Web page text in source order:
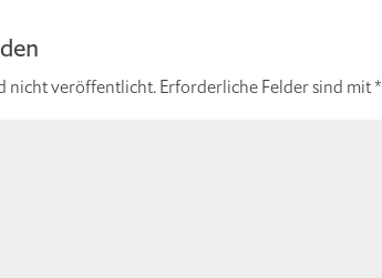
nicht veröffentlicht.Erforderliche Felder sind mit*